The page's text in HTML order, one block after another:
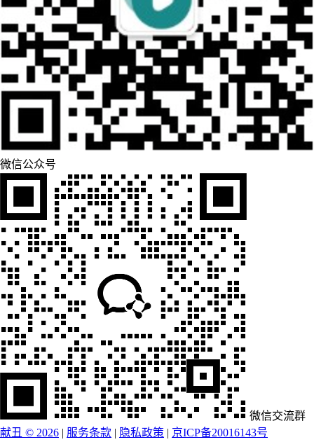
微信公众号
微信交流群
献丑 © 2026 | 服务条款 | 隐私政策 | 京ICP备20016143号